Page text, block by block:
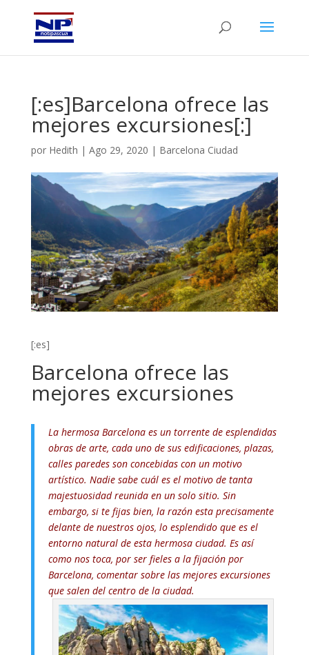
[:es]Barcelona ofrece las
mejores excursiones[:]
por Hedith | Ago 29, 2020 | Barcelona Ciudad
[:es]
Barcelona ofrece las
mejores excursiones
La hermosa Barcelona es un torrente de esplendidas
obras de arte, cada uno de sus edificaciones, plazas,
calles paredes son concebidas con un motivo
artístico. Nadie sabe cuál es el motivo de tanta
majestuosidad reunida en un solo sitio. Sin
embargo, si te fijas bien, la razón esta precisamente
delante de nuestros ojos, lo esplendido que es el
entorno natural de esta hermosa ciudad. Es así
como nos toca, por ser fieles a la fijación por
Barcelona, comentar sobre las mejores excursiones
que salen del centro de la ciudad.